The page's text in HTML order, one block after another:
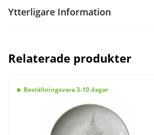
Ytterligare Information
Relaterade produkter
Beställningsvara 3-10 dagar